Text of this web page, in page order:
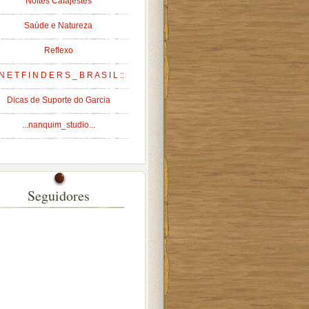
Saúde e Natureza
Reflexo
E T F I N D E R S _ B R A S I L ::
Dicas de Suporte do Garcia
...nanquim_studio...
Seguidores